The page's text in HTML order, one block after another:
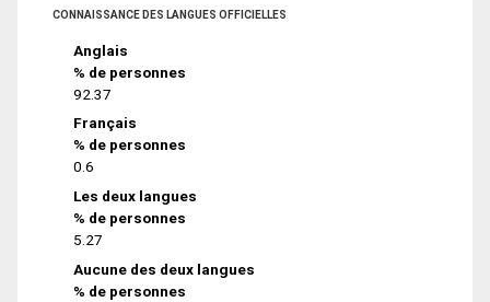
CONNAISSANCE DES LANGUES OFFICIELLES
Anglais
% de personnes
92.37
Français
% de personnes
0.6
Les deux langues
% de personnes
5.27
Aucune des deux langues
% de personnes